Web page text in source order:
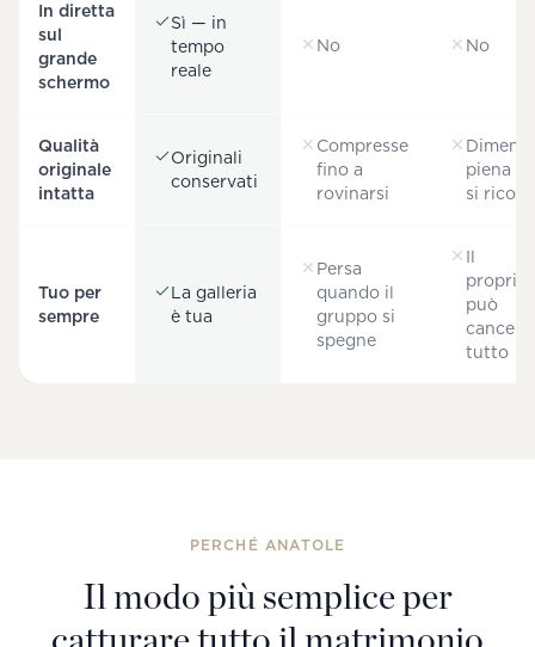
In diretta
sul
grande
schermo
Sì — in
tempo
reale
No No
Qualità
originale
intatta
Originali
conservati
Compresse
fino a
rovinarsi
piena
si
Tuo per
sempre
La galleria
è tua
Persa
quando il
gruppo si
spegne
Il
può
tutto
PERCHÉ ANATOLE
Il modo più semplice per